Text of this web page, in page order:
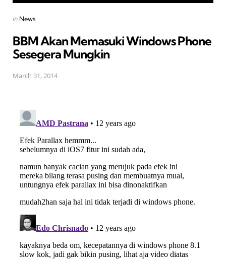
Posted
in News
BBM Akan Memasuki Windows Phone
Sesegera Mungkin
March 31, 2014